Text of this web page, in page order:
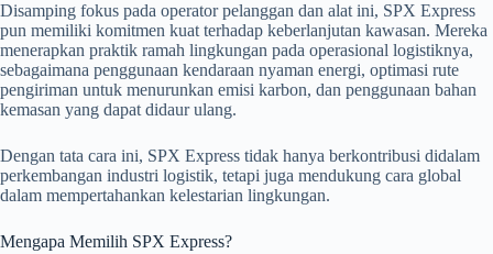
Disamping fokus pada operator pelanggan dan alat ini, SPX Express
pun memiliki komitmen kuat terhadap keberlanjutan kawasan. Mereka
menerapkan praktik ramah lingkungan pada operasional logistiknya,
sebagaimana penggunaan kendaraan nyaman energi, optimasi rute
pengiriman untuk menurunkan emisi karbon, dan penggunaan bahan
kemasan yang dapat didaur ulang.
Dengan tata cara ini, SPX Express tidak hanya berkontribusi didalam
perkembangan industri logistik, tetapi juga mendukung cara global
dalam mempertahankan kelestarian lingkungan.
Mengapa Memilih SPX Express?